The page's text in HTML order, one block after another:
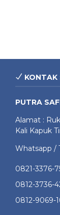
KONTAK
PUTRA
Alamat :
Kali Kapuk
Whatsapp /
0821-3376-
0812-3736-
0812-9069-